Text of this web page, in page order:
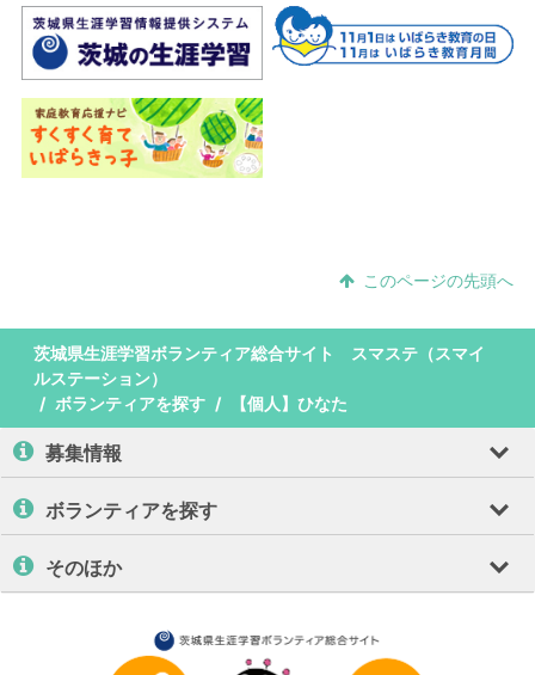
このページの先頭へ
茨城県生涯学習ボランティア総合サイト スマステ（スマイ
ルステーション）
ボランティアを探す
【個人】ひなた
募集情報
ボランティアを探す
そのほか